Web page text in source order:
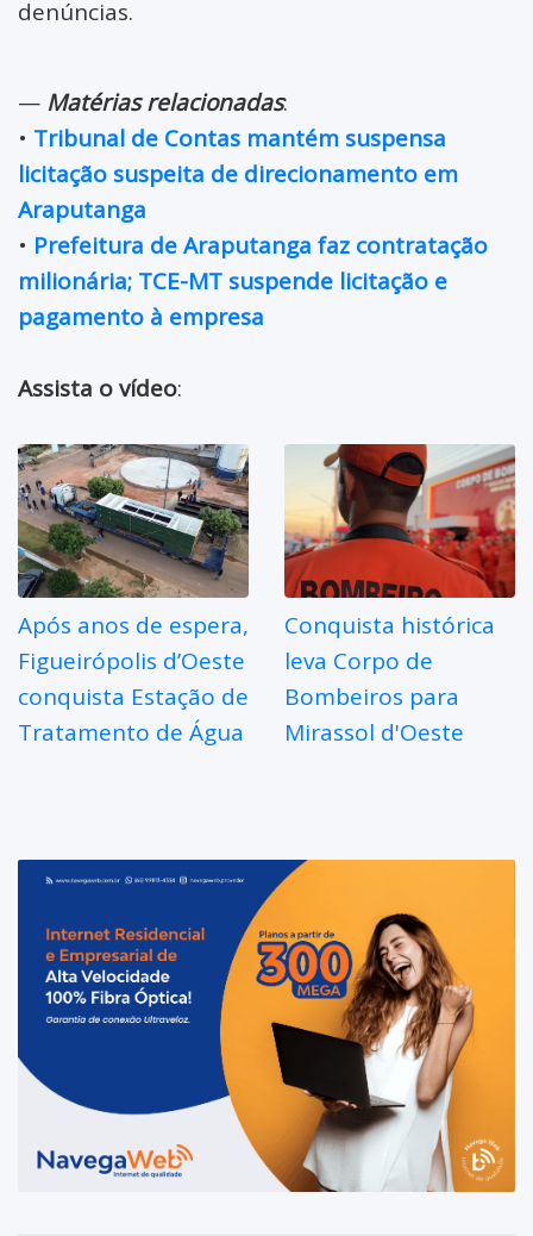
denúncias.
— Matérias relacionadas:
• Tribunal de Contas mantém suspensa
licitação suspeita de direcionamento em
Araputanga
• Prefeitura de Araputanga faz contratação
milionária; TCE-MT suspende licitação e
pagamento à empresa
Assista o vídeo:
Após anos de espera,
Figueirópolis d’Oeste
conquista Estação de
Tratamento de Água
Conquista histórica
leva Corpo de
Bombeiros para
Mirassol d'Oeste